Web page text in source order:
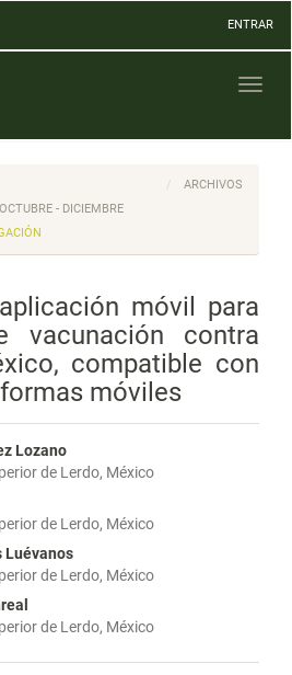
ENTRAR
ARCHIVOS
- DICIEMBRE
móvil para
vacunación contra
compatible con
móviles
Lozano
de Lerdo, México
de Lerdo, México
Luévanos
de Lerdo, México
de Lerdo, México